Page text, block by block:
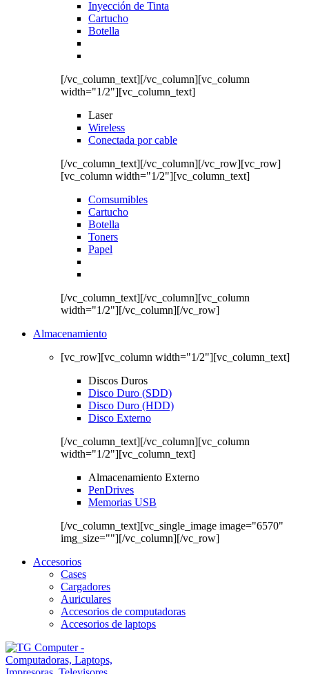
Inyección de Tinta
Cartucho
Botella
[/vc_column_text][/vc_column][vc_column
width="1/2"][vc_column_text]
Laser
Wireless
Conectada por cable
[/vc_column_text][/vc_column][/vc_row][vc_row]
[vc_column width="1/2"][vc_column_text]
Comsumibles
Cartucho
Botella
Toners
Papel
[/vc_column_text][/vc_column][vc_column
width="1/2"][/vc_column][/vc_row]
Almacenamiento
[vc_row][vc_column width="1/2"][vc_column_text]
Discos Duros
Disco Duro (SDD)
Disco Duro (HDD)
Disco Externo
[/vc_column_text][/vc_column][vc_column
width="1/2"][vc_column_text]
Almacenamiento Externo
PenDrives
Memorias USB
[/vc_column_text][vc_single_image image="6570"
img_size=""][/vc_column][/vc_row]
Accesorios
Cases
Cargadores
Auriculares
Accesorios de computadoras
Accesorios de laptops